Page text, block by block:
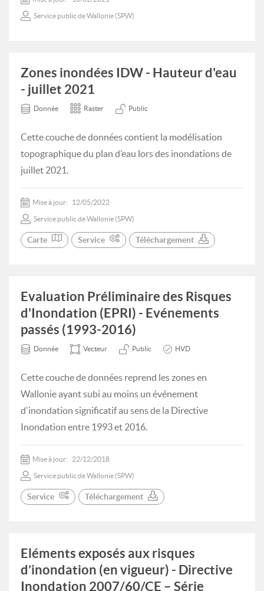
Service public de Wallonie (SPW)
Zones inondées IDW - Hauteur d'eau
- juillet 2021
Donnée Raster Public
Cette couche de données contient la modélisation
topographique du plan d’eau lors des inondations de
juillet 2021.
Mise à jour: 12/05/2022
Service public de Wallonie (SPW)
Carte Service Téléchargement
Evaluation Préliminaire des Risques
d'Inondation (EPRI) - Evénements
passés (1993-2016)
Donnée Vecteur Public HVD
Cette couche de données reprend les zones en
Wallonie ayant subi au moins un événement
d'inondation significatif au sens de la Directive
Inondation entre 1993 et 2016.
Mise à jour: 22/12/2018
Service public de Wallonie (SPW)
Service Téléchargement
Eléments exposés aux risques
d’inondation (en vigueur) - Directive
Inondation 2007/60/CE – Série